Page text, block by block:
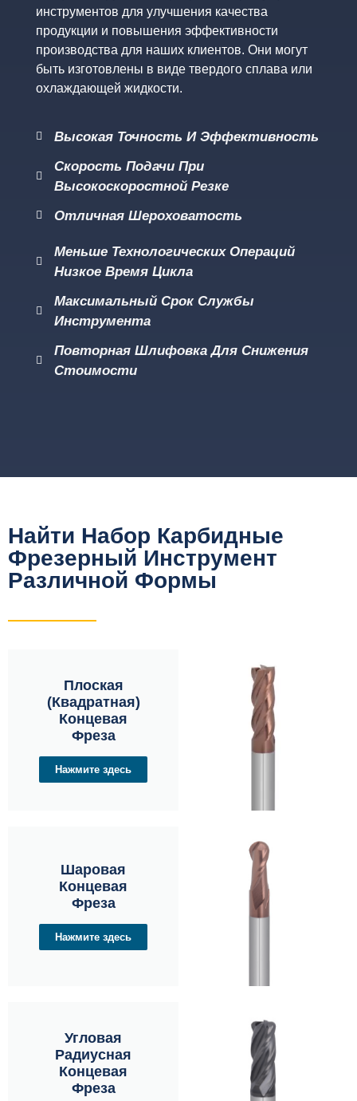
инструментов для улучшения качества
продукции и повышения эффективности
производства для наших клиентов. Они могут
быть изготовлены в виде твердого сплава или
охлаждающей жидкости.
Высокая Точность И Эффективность
Скорость Подачи При
Высокоскоростной Резке
Отличная Шероховатость
Меньше Технологических Операций
Низкое Время Цикла
Максимальный Срок Службы
Инструмента
Повторная Шлифовка Для Снижения
Стоимости
Найти Набор Карбидные
Фрезерный Инструмент
Различной Формы
Плоская
(квадратная)
Концевая
Фреза
Нажмите здесь
Шаровая
Концевая
Фреза
Нажмите здесь
Угловая
Радиусная
Концевая
Фреза